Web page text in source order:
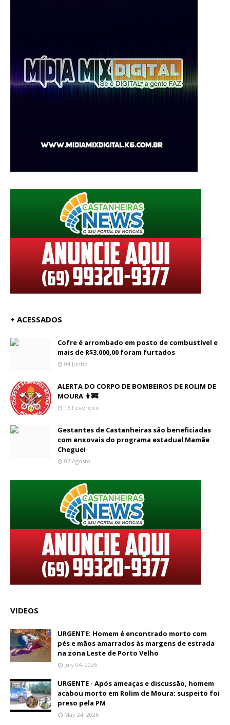
+ ACESSADOS
Cofre é arrombado em posto de combustível e
mais de R$3.000,00 foram furtados
04 Junho
ALERTA DO CORPO DE BOMBEIROS DE ROLIM DE
MOURA 👨‍🚒
16 Fevereiro
Gestantes de Castanheiras são beneficiadas
com enxovais do programa estadual Mamãe
Cheguei
07 Agosto
VIDEOS
URGENTE: Homem é encontrado morto com
pés e mãos amarrados às margens de estrada
na zona Leste de Porto Velho
July 04, 2026
URGENTE - Após ameaças e discussão, homem
acabou morto em Rolim de Moura; suspeito foi
preso pela PM
May 24, 2026